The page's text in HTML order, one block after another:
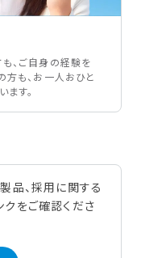
、ご自身の経験を
方も、お一人おひと
す。
品、採用に関する
クをご確認くださ